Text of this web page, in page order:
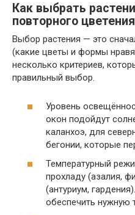
Как выбрать
повторного цветения
Выбор растения — это
(какие цветы и формы
несколько критериев,
правильный выбор.
Уровень
окон подойдут
каланхоэ, для
бегонии, которые
Температурный
прохладу (азалия,
(антуриум,
обеспечить нужную